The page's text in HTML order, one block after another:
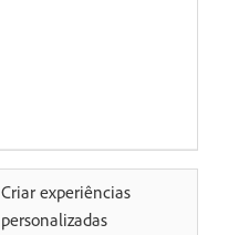
Criar experiências
personalizadas